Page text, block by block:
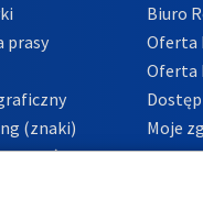
prasy
(znaki)
Biuro
Oferta
Oferta
Moje